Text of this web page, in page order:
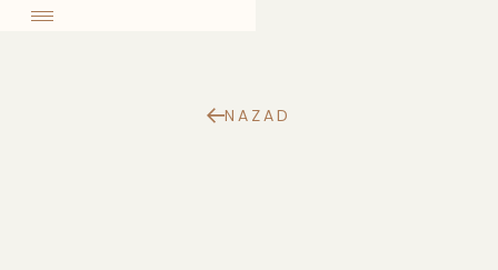
NAZAD